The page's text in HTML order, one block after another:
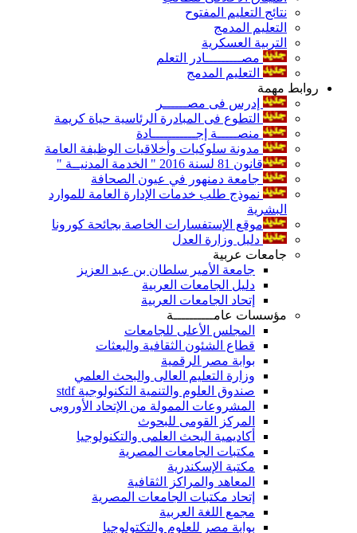
نتائج التعليم المفتوح
التعليم المدمج
التربية العسكرية
مصـــــــــادر التعلم
التعليم المدمج
روابط مهمة
إدرس فى مصــــــر
التطوع فى المبادرة الرئاسية حياة كريمة
منصـــــة إجـــــــــــادة
مدونة سلوكيات وأخلاقيات الوظيفة العامة
قانون 81 لسنة 2016 " الخدمة المدنيــة "
جامعة دمنهور في عيون الصحافة
نموذج طلب خدمات الإدارة العامة للموارد
البشرية
موقع الإستفسارات الخاصة بجائحة كورونا
دليل وزارة العدل
جامعات عربية
جامعة الأمير سلطان بن عبد العزيز
دليل الجامعات العربية
إتحاد الجامعات العربية
مؤسسات عامــــــــــة
المجلس الأعلى للجامعات
قطاع الشئون الثقافية والبعثات
بوابة مصر الرقمية
وزارة التعليم العالى والبحث العلمي
صندوق العلوم والتنمية التكنولوجية stdf
المشروعات الممولة من الإتحاد الأوروبى
المركز القومى للبحوث
أكاديمية البحث العلمى والتكنولوجيا
مكتبات الجامعات المصرية
مكتبة الإسكندرية
المعاهد والمراكز الثقافية
إتحاد مكتبات الجامعات المصرية
مجمع اللغة العربية
بوابة مصر للعلوم والتكتولوجيا